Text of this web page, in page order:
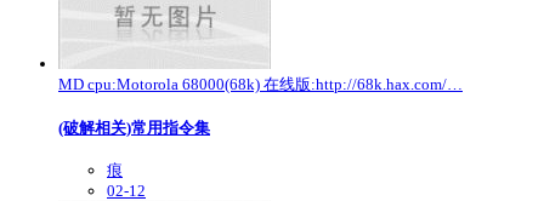
MD cpu:Motorola 68000(68k) 在线版:http://68k.hax.com/…
(破解相关)常用指令集
痕
02-12